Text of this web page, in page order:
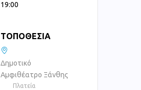
19:00
ΤΟΠΟΘΕΣΊΑ
Δημοτικό
Αμφιθέατρο Ξάνθης
Πλατεία